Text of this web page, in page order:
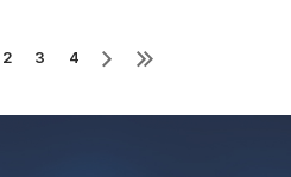
2 3
4